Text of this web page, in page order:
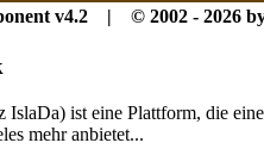
v4.2 | © 2002 - 2026
IslaDa) ist eine Plattform, die
mehr anbietet...